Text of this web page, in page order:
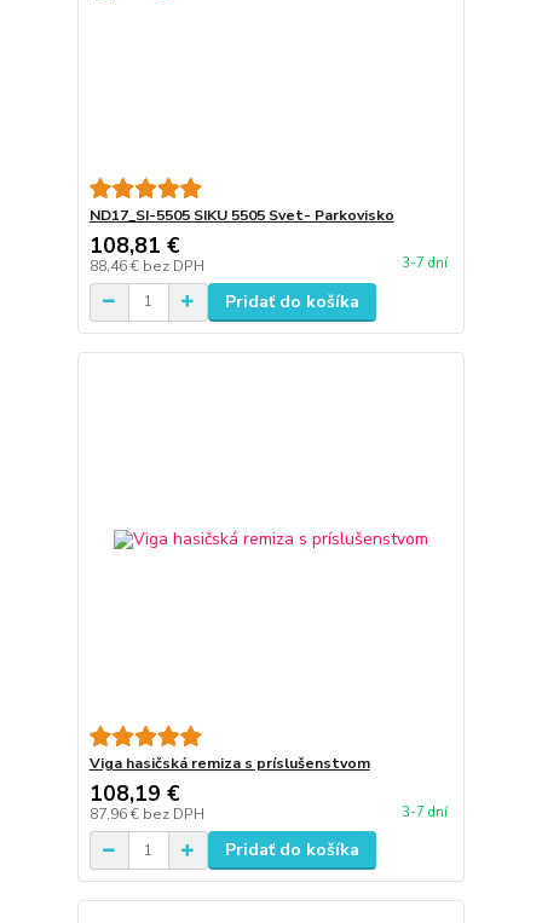
ND17_SI-5505 SIKU 5505 Svet- Parkovisko
108,81 €
88,46 € bez DPH 3-7 dní
Pridať do košíka
Viga hasičská remiza s príslušenstvom
108,19 €
87,96 € bez DPH 3-7 dní
Pridať do košíka